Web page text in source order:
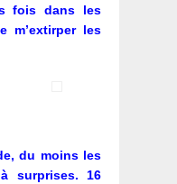
fois dans les
m’extirper les
du moins les
surprises. 16